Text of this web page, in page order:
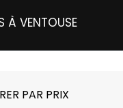
À VENTOUSE
PAR PRIX